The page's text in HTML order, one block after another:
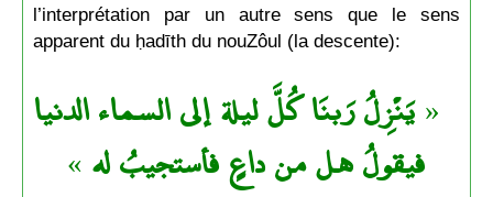
l’interprétation par un autre sens que le sens
apparent du ḥadīth du nouZôul (la descente):
«يَنْزِلُ رَبنَا كُلَّ ليلة إلى السماء الدنيا
فيقولُ هل من داعٍ فأستجيبُ له»